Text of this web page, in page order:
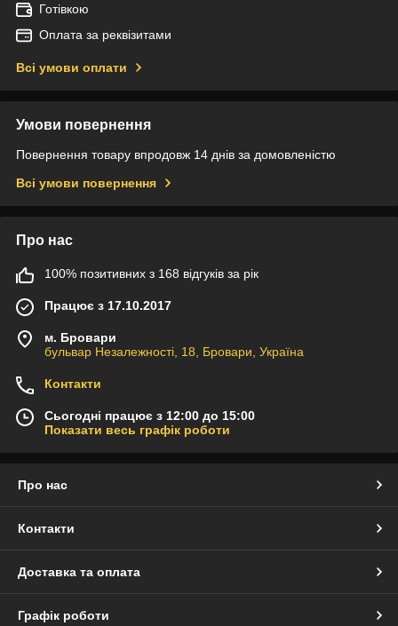
Готівкою
Оплата за реквізитами
Всі умови оплати
Умови повернення
Повернення товару впродовж 14 днів за домовленістю
Всі умови повернення
Про нас
100% позитивних з 168 відгуків за рік
Працює з 17.10.2017
м. Бровари
бульвар Незалежності, 18, Бровари, Україна
Контакти
Сьогодні працює з 12:00 до 15:00
Показати весь графік роботи
Про нас
Контакти
Доставка та оплата
Графік роботи